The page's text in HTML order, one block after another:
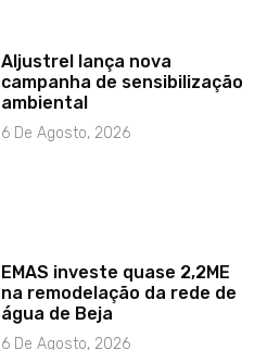
Aljustrel lança nova
campanha de sensibilização
ambiental
6 De Agosto, 2026
EMAS investe quase 2,2ME
na remodelação da rede de
água de Beja
6 De Agosto, 2026